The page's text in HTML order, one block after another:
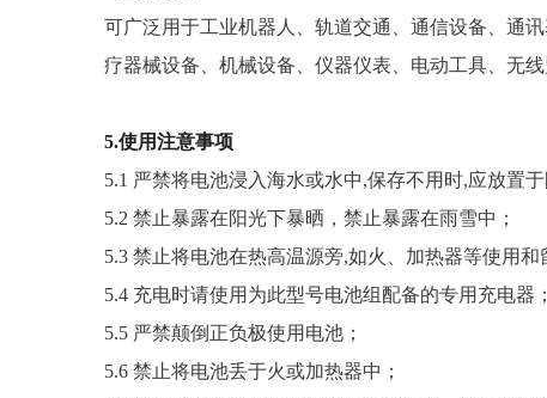
可广泛用于工业机器人、轨道交通、通信设备、通
疗器械设备、机械设备、仪器仪表、电动工具、无
5.使用注意事项
5.1 严禁将电池浸入海水或水中,保存不用时,应放置
5.2 禁止暴露在阳光下暴晒，禁止暴露在雨雪中；
5.3 禁止将电池在热高温源旁,如火、加热器等使用和
5.4 充电时请使用为此型号电池组配备的专用充电器；
5.5 严禁颠倒正负极使用电池；
5.6 禁止将电池丢于火或加热器中；